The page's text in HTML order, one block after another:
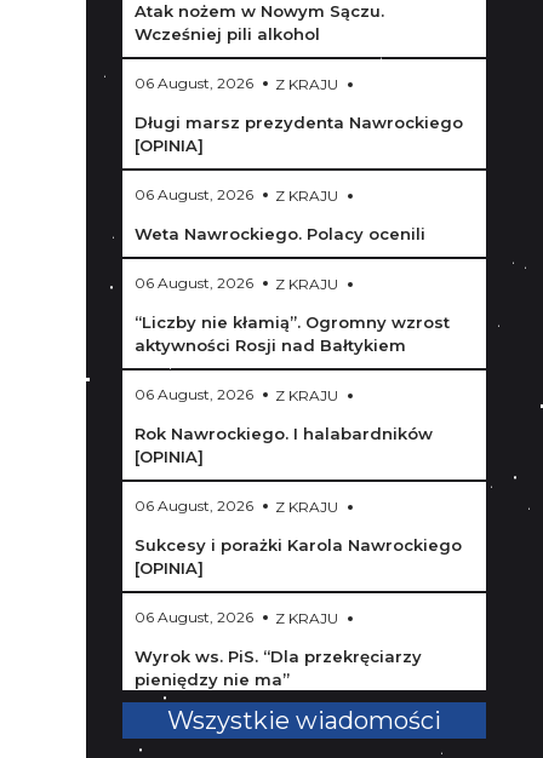
Atak nożem w Nowym Sączu.
Wcześniej pili alkohol
06 August, 2026 Z KRAJU
Długi marsz prezydenta Nawrockiego
[OPINIA]
06 August, 2026 Z KRAJU
Weta Nawrockiego. Polacy ocenili
06 August, 2026 Z KRAJU
“Liczby nie kłamią”. Ogromny wzrost
aktywności Rosji nad Bałtykiem
06 August, 2026 Z KRAJU
Rok Nawrockiego. I halabardników
[OPINIA]
06 August, 2026 Z KRAJU
Sukcesy i porażki Karola Nawrockiego
[OPINIA]
06 August, 2026 Z KRAJU
Wyrok ws. PiS. “Dla przekręciarzy
pieniędzy nie ma”
06 August, 2026 Z KRAJU
Wszystkie wiadomości